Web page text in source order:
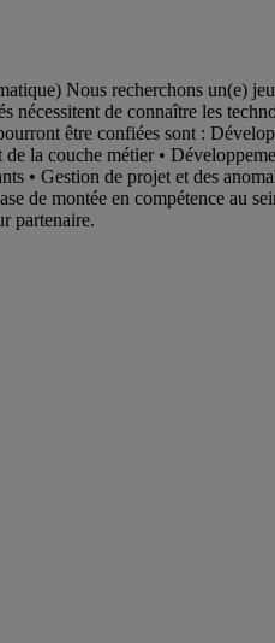
Nous recherchons un(e)
de connaître les
être confiées sont :
la couche métier •
• Gestion de projet et des
de montée en compétence au
partenaire.